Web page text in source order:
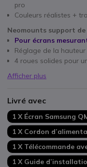
pro
Couleurs réalistes +
Neomounts support de
Pour écrans
Réglage de la hauteur
4 roues solides pour
Afficher plus
Livré avec
1 X Écran Samsung
1 X Cordon
1 X Télécommande
1 X Guide